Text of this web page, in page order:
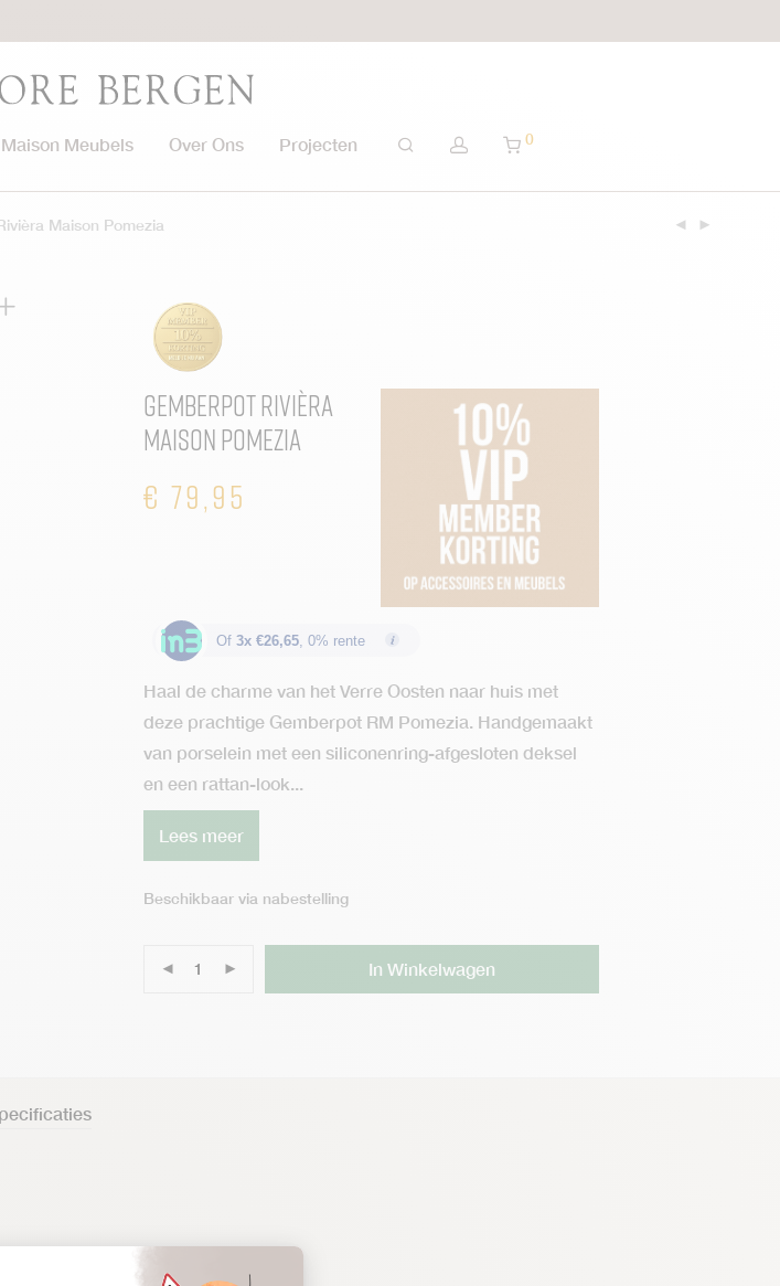
Meubels Over Ons Projecten 0
Maison Pomezia
Gemberpot Rivièra
Maison Pomezia
€ 79,95
Of 3x €26,65, 0% rente
Haal de charme van het Verre Oosten naar huis met
deze prachtige Gemberpot RM Pomezia. Handgemaakt
van porselein met een siliconenring-afgesloten deksel
en een rattan-look...
Lees meer
Beschikbaar via nabestelling
In Winkelwagen